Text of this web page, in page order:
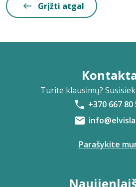
Grįžti atgal
Turite klausimų?
+370 667 80
Parašykite